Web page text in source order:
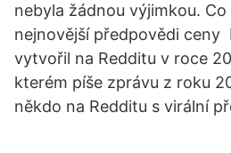
nebyla žádnou výjimkou. Co
nejnovější předpovědi ceny
vytvořil na Redditu v roce
kterém píše zprávu z roku
někdo na Redditu s virální